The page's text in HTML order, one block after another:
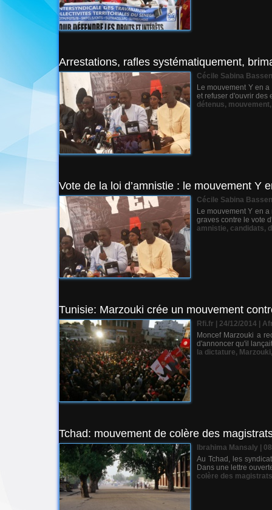
Arrestations, rafles systématiquement,
Cécile Sabina
Le mouvement Y en
et refuser d'ouvrir des
détenus, mouvement
Vote de la loi d’amnistie : le mouvement Y
Cécile Sabina
Le mouvement Y en
graves contre le vote
amnistie, candidats,
Tunisie: Marzouki crée un mouvement
Rfi.fr | 24/12/2014
Moncef Marzouki a
d'annoncer qu'il
la dictature, Marzouki
Tchad: mouvement de colère des
Ibrahima Mansaly |
Au Tchad, les
Dans une lettre
colère des magistrats